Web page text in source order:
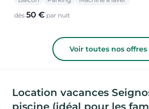
dès 50 € par nuit
Voir toutes nos
Location vacances
piscine (idéal pour les